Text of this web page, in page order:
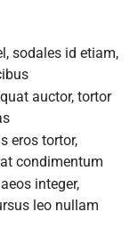
sodales id etiam,
auctor, tortor
eros tortor,
condimentum
integer,
leo nullam